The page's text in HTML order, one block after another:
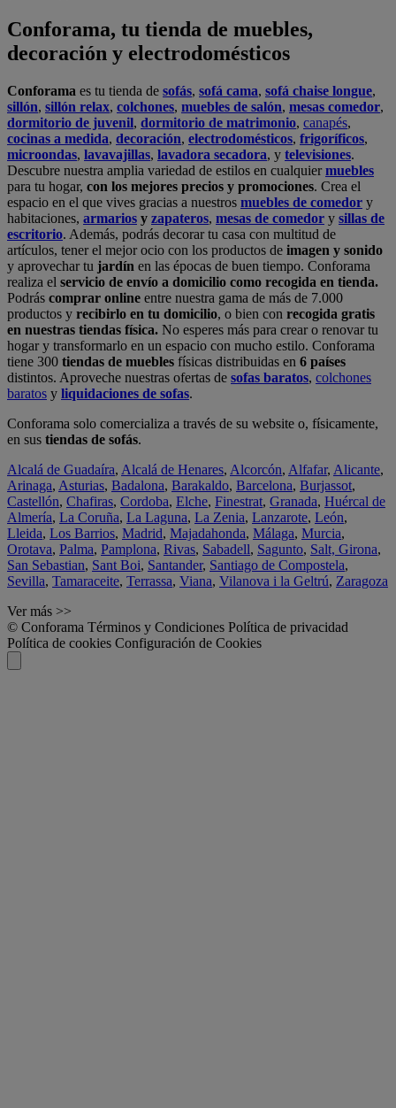
Conforama, tu tienda de muebles,
decoración y electrodomésticos
Conforama es tu tienda de sofás, sofá cama, sofá chaise longue,
sillón, sillón relax, colchones, muebles de salón, mesas comedor,
dormitorio de juvenil, dormitorio de matrimonio, canapés,
cocinas a medida, decoración, electrodomésticos, frigoríficos,
microondas, lavavajillas, lavadora secadora, y televisiones.
Descubre nuestra amplia variedad de estilos en cualquiermuebles
para tu hogar, con los mejores precios y promociones. Crea el
espacio en el que vives gracias a nuestros muebles de comedor y
habitaciones, armarios y zapateros, mesas de comedor y sillas de
escritorio. Además, podrás decorar tu casa con multitud de
artículos, tener el mejor ocio con los productos de imagen y sonido
y aprovechar tu jardín en las épocas de buen tiempo. Conforama
realiza el servicio de envío a domicilio como recogida en tienda.
Podrás comprar online entre nuestra gama de más de 7.000
productos y recibirlo en tu domicilio, o bien con recogida gratis
en nuestras tiendas física. No esperes más para crear o renovar tu
hogar y transformarlo en un espacio con mucho estilo. Conforama
tiene 300 tiendas de muebles físicas distribuidas en 6 países
distintos. Aproveche nuestras ofertas de sofas baratos, colchones
baratos y liquidaciones de sofas.
Conforama solo comercializa a través de su website o, físicamente,
en sus tiendas de sofás.
Alcalá de Guadaíra, Alcalá de Henares, Alcorcón, Alfafar, Alicante,
Arinaga, Asturias, Badalona, Barakaldo, Barcelona, Burjassot,
Castellón, Chafiras, Cordoba, Elche, Finestrat, Granada, Huércal de
Almería, La Coruña, La Laguna, La Zenia, Lanzarote, León,
Lleida, Los Barrios, Madrid, Majadahonda, Málaga, Murcia,
Orotava, Palma, Pamplona, Rivas, Sabadell, Sagunto, Salt, Girona,
San Sebastian, Sant Boi, Santander, Santiago de Compostela,
Sevilla, Tamaraceite, Terrassa, Viana, Vilanova i la Geltrú, Zaragoza
Ver más >>
© Conforama Términos y Condiciones Política de privacidad
Política de cookies Configuración de Cookies